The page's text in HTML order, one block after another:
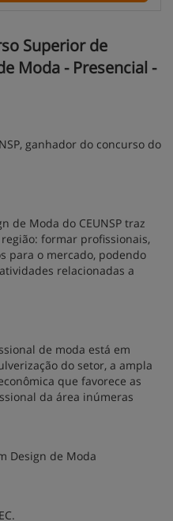
Superior de
Moda - Presencial -
ganhador do concurso do
de Moda do CEUNSP traz
formar profissionais,
para o mercado, podendo
relacionadas a
de moda está em
do setor, a ampla
que favorece as
da área inúmeras
Design de Moda